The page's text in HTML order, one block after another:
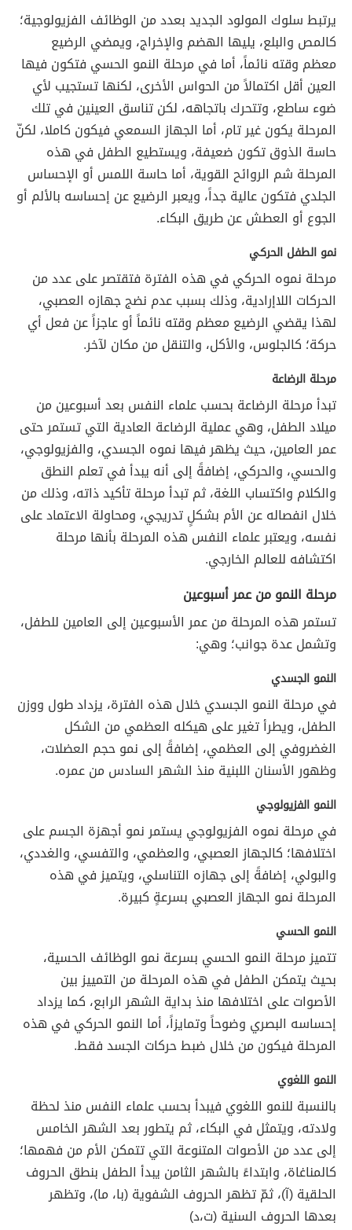
يرتبط سلوك المولود الجديد بعدد من الوظائف الفزيولوجية؛
كالمص والبلع، يليها الهضم والإخراج، ويمضي الرضيع
معظم وقته نائماً، أما في مرحلة النمو الحسي فتكون فيها
العين أقل اكتمالاً من الحواس الأخرى، لكنها تستجيب لأي
ضوء ساطع، وتتحرك باتجاهه، لكن تناسق العينين في تلك
المرحلة يكون غير تام، أما الجهاز السمعي فيكون كاملا، لكنّ
حاسة الذوق تكون ضعيفة، ويستطيع الطفل في هذه
المرحلة شم الروائح القوية، أما حاسة اللمس أو الإحساس
الجلدي فتكون عالية جداً، ويعبر الرضيع عن إحساسه بالألم أو
الجوع أو العطش عن طريق البكاء.
نمو الطفل الحركي
مرحلة نموه الحركي في هذه الفترة فتقتصر على عدد من
الحركات اللاإرادية، وذلك بسبب عدم نضج جهازه العصبي،
لهذا يقضي الرضيع معظم وقته نائماً أو عاجزاً عن فعل أي
حركة؛ كالجلوس، والأكل، والتنقل من مكان لآخر.
مرحلة الرضاعة
تبدأ مرحلة الرضاعة بحسب علماء النفس بعد أسبوعين من
ميلاد الطفل، وهي عملية الرضاعة العادية التي تستمر حتى
عمر العامين، حيث يظهر فيها نموه الجسدي، والفزيولوجي،
والحسي، والحركي، إضافةً إلى أنه يبدأ في تعلم النطق
والكلام واكتساب اللغة، ثم تبدأ مرحلة تأكيد ذاته، وذلك من
خلال انفصاله عن الأم بشكلٍ تدريجي، ومحاولة الاعتماد على
نفسه، ويعتبر علماء النفس هذه المرحلة بأنها مرحلة
اكتشافه للعالم الخارجي.
مرحلة النمو من عمر أسبوعين
تستمر هذه المرحلة من عمر الأسبوعين إلى العامين للطفل،
وتشمل عدة جوانب؛ وهي:
النمو الجسدي
في مرحلة النمو الجسدي خلال هذه الفترة، يزداد طول ووزن
الطفل، ويطرأ تغير على هيكله العظمي من الشكل
الغضروفي إلى العظمي، إضافةً إلى نمو حجم العضلات،
وظهور الأسنان اللبنية منذ الشهر السادس من عمره.
النمو الفزيولوجي
في مرحلة نموه الفزيولوجي يستمر نمو أجهزة الجسم على
اختلافها؛ كالجهاز العصبي، والعظمي، والتفسي، والغددي،
والبولي، إضافةً إلى جهازه التناسلي، ويتميز في هذه
المرحلة نمو الجهاز العصبي بسرعةٍ كبيرة.
النمو الحسي
تتميز مرحلة النمو الحسي بسرعة نمو الوظائف الحسية،
بحيث يتمكن الطفل في هذه المرحلة من التمييز بين
الأصوات على اختلافها منذ بداية الشهر الرابع، كما يزداد
إحساسه البصري وضوحاً وتمايزاً، أما النمو الحركي في هذه
المرحلة فيكون من خلال ضبط حركات الجسد فقط.
النمو اللغوي
بالنسبة للنمو اللغوي فيبدأ بحسب علماء النفس منذ لحظة
ولادته، ويتمثل في البكاء، ثم يتطور بعد الشهر الخامس
إلى عدد من الأصوات المتنوعة التي تتمكن الأم من فهمها؛
كالمناغاة، وابتداءً بالشهر الثامن يبدأ الطفل بنطق الحروف
الحلقية (آ)، ثمّ تظهر الحروف الشفوية (با، ما)، وتظهر
بعدها الحروف السنية (ت،د)